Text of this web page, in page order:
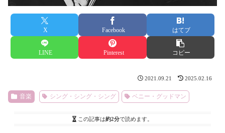
X Facebook はてブ
LINE Pinterest コピー
2021.09.21 2025.02.16
音楽 シング・シング・シング ベニー・グッドマン
この記事は約2分で読めます。